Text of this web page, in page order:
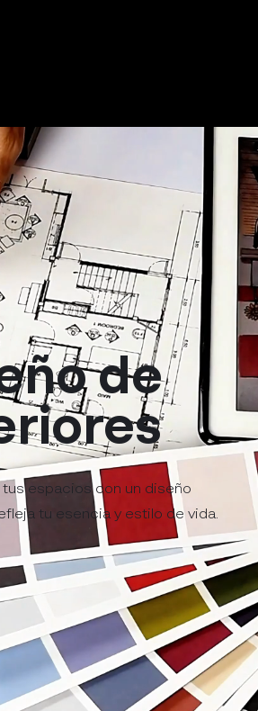
de
espacios con un diseño
tu esencia y estilo de vida.